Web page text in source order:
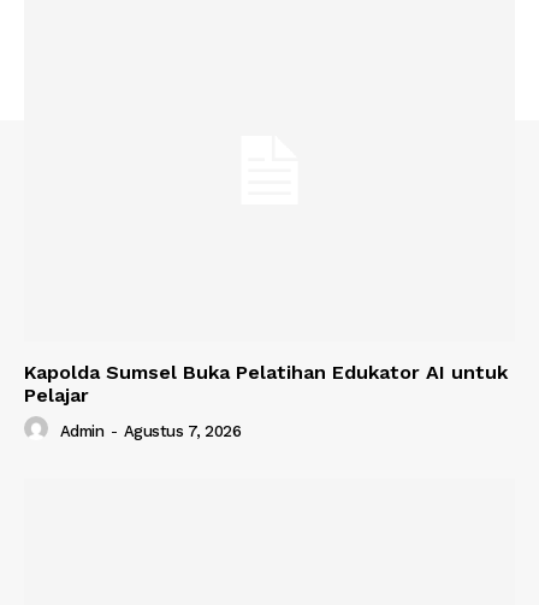
Kapolda Sumsel Buka Pelatihan Edukator AI untuk
Pelajar
Admin - Agustus 7, 2026